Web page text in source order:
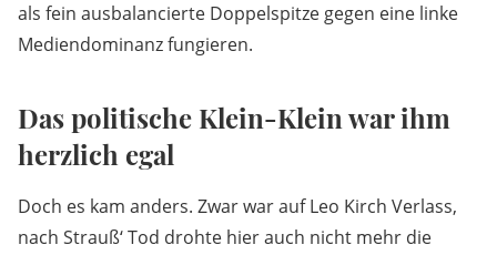
als fein ausbalancierte Doppelspitze gegen eine linke
Mediendominanz fungieren.
Das politische Klein-Klein war ihm
herzlich egal
Doch es kam anders. Zwar war auf Leo Kirch Verlass,
nach Strauß‘ Tod drohte hier auch nicht mehr die